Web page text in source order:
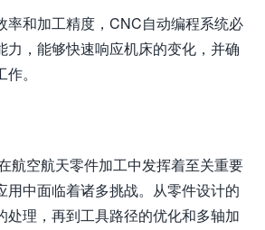
率和加工精度，CNC自动编程系统必
力，能够快速响应机床的变化，并确
。
航空航天零件加工中发挥着至关重要
用中面临着诸多挑战。从零件设计的
处理，再到工具路径的优化和多轴加